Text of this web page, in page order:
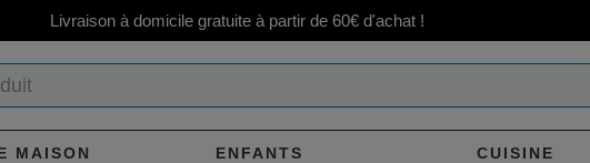
Livraison à domicile gratuite à partir de 60€ d'achat !
MAISON ENFANTS CUISINE